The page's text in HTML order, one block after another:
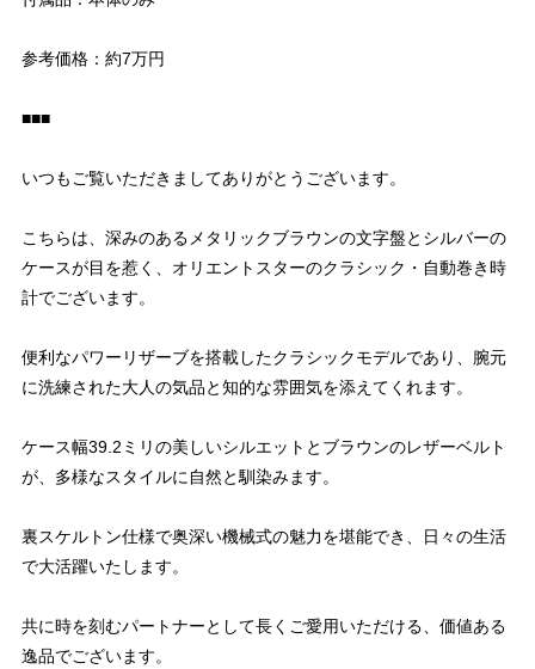
参考価格：約7万円
■■■
いつもご覧いただきましてありがとうございます。
こちらは、深みのあるメタリックブラウンの文字盤とシルバーの
ケースが目を惹く、オリエントスターのクラシック・自動巻き時
計でございます。
便利なパワーリザーブを搭載したクラシックモデルであり、腕元
に洗練された大人の気品と知的な雰囲気を添えてくれます。
ケース幅39.2ミリの美しいシルエットとブラウンのレザーベルト
が、多様なスタイルに自然と馴染みます。
裏スケルトン仕様で奥深い機械式の魅力を堪能でき、日々の生活
で大活躍いたします。
共に時を刻むパートナーとして長くご愛用いただける、価値ある
逸品でございます。